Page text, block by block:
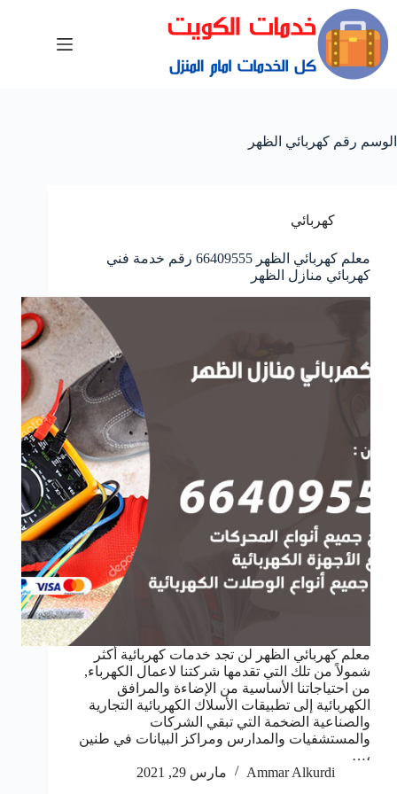
الوسم رقم كهربائي الظهر
كهربائي
معلم كهربائي الظهر 66409555 رقم خدمة فني
كهربائي منازل الظهر
معلم كهربائي الظهر لن تجد خدمات كهربائية أكثر
شمولاً من تلك التي تقدمها شركتنا لاعمال الكهرباء,
من احتياجاتنا الأساسية من الإضاءة والمرافق
الكهربائية إلى تطبيقات الأسلاك الكهربائية التجارية
والصناعية الضخمة التي تبقي الشركات
والمستشفيات والمدارس ومراكز البيانات في طنين
،…
Ammar Alkurdi
مارس 29, 2021